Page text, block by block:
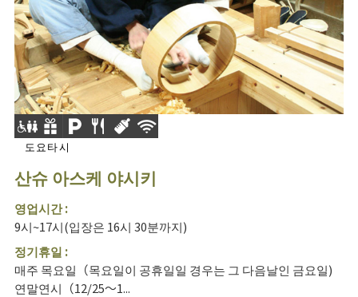
도요타시
산슈 아스케 야시키
영업시간 :
9시~17시(입장은 16시 30분까지)
정기휴일 :
매주 목요일（목요일이 공휴일일 경우는 그 다음날인 금요일)
연말연시（12/25～1...